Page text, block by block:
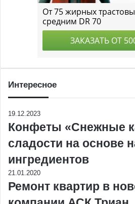
Интересное
19.12.2023
Конфеты «Снежные
сладости на основе
ингредиентов
21.01.2020
Ремонт квартир в